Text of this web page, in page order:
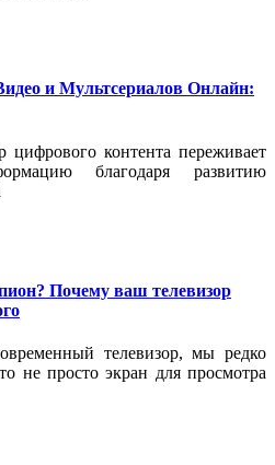
и Мультсериалов Онлайн:
контента переживает
благодаря развитию
Почему ваш телевизор
телевизор, мы редко
не просто экран для просмотра